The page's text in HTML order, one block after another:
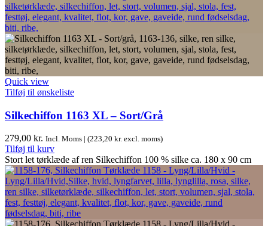
Quick view
Tilføj til ønskeliste
Silkechiffon 1163 XL – Sort/Grå
279,00 kr. Incl. Moms | (223,20 kr. excl. moms)
Tilføj til kurv
Stort let tørklæde af ren Silkechiffon 100 % silke ca. 180 x 90 cm